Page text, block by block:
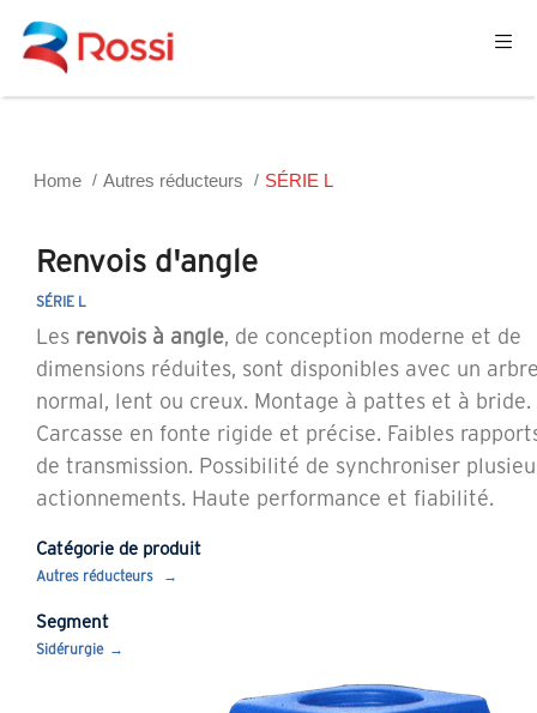
Home Autres réducteurs SÉRIE L
Renvois d'angle
SÉRIE L
Les renvois à angle, de conception moderne et de
dimensions réduites, sont disponibles avec un
normal, lent ou creux. Montage à pattes et à bride.
Carcasse en fonte rigide et précise. Faibles
de transmission. Possibilité de synchroniser
actionnements. Haute performance et fiabilité.
Catégorie de produit
Autres réducteurs
Segment
Sidérurgie